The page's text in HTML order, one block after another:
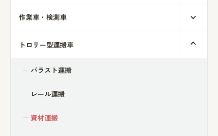
作業車・検測車
トロリー型運搬車
バラスト運搬
レール運搬
資材運搬